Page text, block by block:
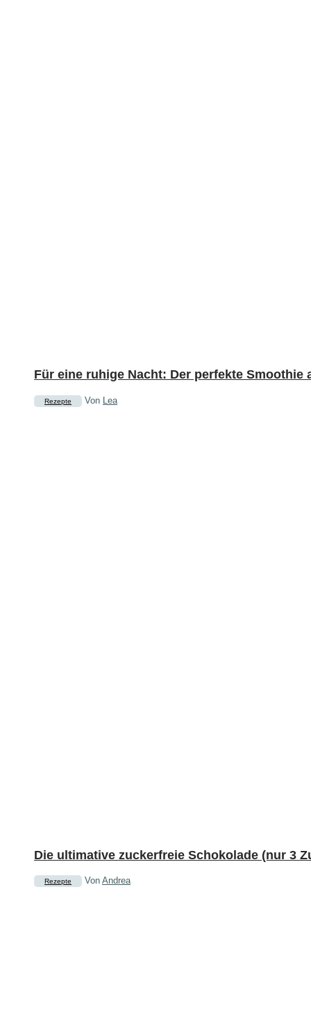
Für eine ruhige Nacht: Der perfekte Smoothie
Rezepte Von Lea
Die ultimative zuckerfreie Schokolade (nur 3
Rezepte VonAndrea